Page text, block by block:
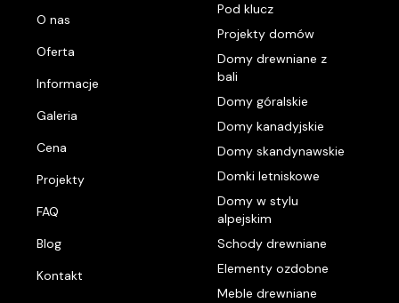
O nas
Oferta
Informacje
Galeria
Cena
Projekty
FAQ
Blog
Kontakt
Pod klucz
Projekty domów
Domy drewniane z
bali
Domy góralskie
Domy kanadyjskie
Domy skandynawskie
Domki letniskowe
Domy w stylu
alpejskim
Schody drewniane
Elementy ozdobne
Meble drewniane